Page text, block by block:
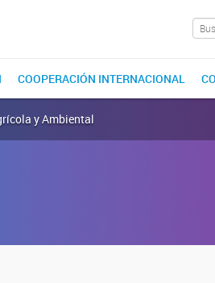
COOPERACIÓN INTERNACIONAL
y Ambiental